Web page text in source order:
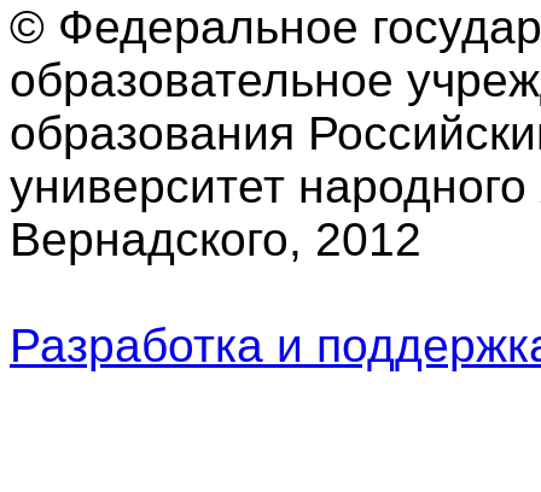
© Федеральное
образовательное
образования
университет
Вернадского, 2012
Разработка и